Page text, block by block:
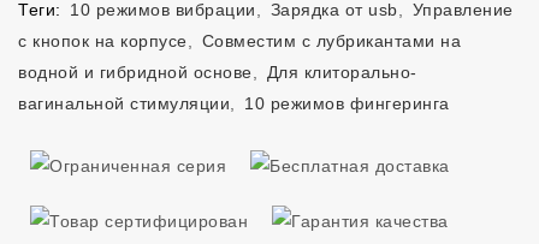
Теги: 10 режимов вибрации Зарядка от usb
Управление
с кнопок на корпусе
Совместим с лубрикантами на
водной и гибридной основе
Для клиторально-
вагинальной стимуляции
10 режимов фингеринга